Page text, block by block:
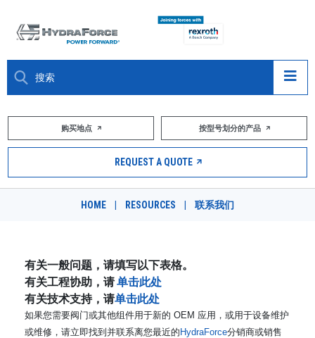
大约关于
市场
职业
DESIGN TOOLS
CONTACT
购买地点 按型号划分的产品
REQUEST A QUOTE
HOME RESOURCES 联系我们
有关一般问题，请填写以下表格。
有关工程协助，请单击此处
有关技术支持，请单击此处
如果您需要阀门或其他组件用于新的 OEM 应用，或用于设备维护
或维修，请立即找到并联系离您最近的 HydraForce分销商或销售